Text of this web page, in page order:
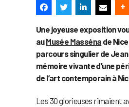
Une joyeuse exposition
auMusée Masséna de
parcours singulier de Jean
mémoire vivante d’une
de l’art contemporain à
Les 30 glorieuses rimaient